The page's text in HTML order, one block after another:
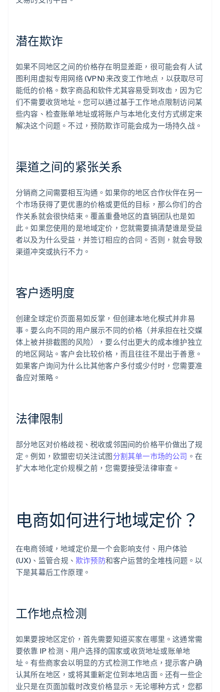
潜在欺诈
如果不同地区之间的价格存在明显差距，很可能会有人试
图利用虚拟专用网络 (VPN) 来改变工作地点，以获取尽可
能低的价格。数字商品和软件尤其容易受到攻击，因为它
们不需要收货地址。您可以通过基于工作地点限制访问某
些内容、检查账单地址或将账户与本地化支付方式绑定来
解决这个问题。不过，预防欺诈可能会成为一场持久战。
渠道之间的紧张关系
分销商之间需要相互沟通。如果你的地区合作伙伴在另一
个市场获得了更优惠的价格或更低的目标，那么你们的合
作关系就会很快结束。覆盖重叠地区的直销团队也是如
此。如果您使用的是地域定价，您就需要搞清楚谁是受益
者以及为什么受益，并签订相应的合同。否则，就会导致
渠道冲突或执行不力。
客户透明度
创建全球定价页面易如反掌，但创建本地化模式并非易
事。要么向不同的用户展示不同的价格（并承担在社交媒
体上被并排截图的风险），要么付出更大的成本维护独立
的地区网站。客户会比较价格，而且往往不是出于善意。
如果客户询问为什么比其他客户多付或少付时，您需要准
备应对策略。
法律限制
部分地区对价格歧视、税收或邻国间的价格平价做出了规
定。例如，欧盟密切关注试图分割其单一市场的公司 。在
扩大本地化定价规模之前，您需要接受法律审查。
电商如何进行地域定价？
在电商领域，地域定价是一个会影响支付、用户体验
(UX)、监管合规、 欺诈预防和客户运营的全堆栈问题。以
下是其幕后工作原理。
工作地点检测
如果要按地区定价，首先需要知道买家在哪里。这通常需
要依靠 IP 检测、用户选择的国家或收货地址或账单地
址。有些商家会以明显的方式检测工作地点，提示客户确
认其所在地区，或将其重新定位到本地店面。还有一些企
业只是在页面加载时改变价格显示。无论哪种方式，您都